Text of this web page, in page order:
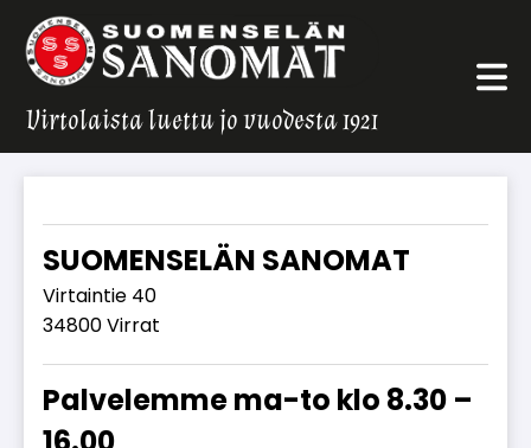
Virtolaista luettu jo vuodesta 1921
SUOMENSELÄN SANOMAT
Vir­tain­tie 40
34800 Vir­rat
Palvelemme ma-to klo 8.30 –